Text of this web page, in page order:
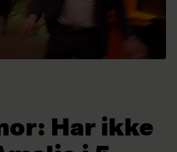
Har ikke